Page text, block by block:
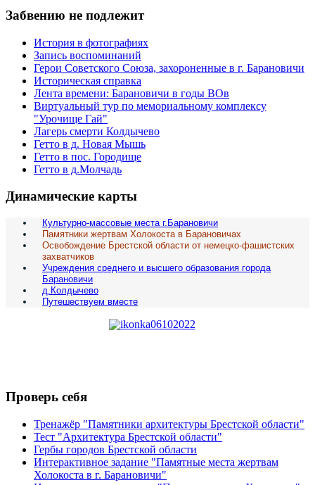
Забвению не подлежит
История в фотографиях
Запись воспоминаний
Герои Советского Союза, захороненные в г. Барановичи
Историческая справка
Лента времени: Барановичи в годы ВОв
Виртуальный тур по мемориальному комплексу
"Урочище Гай"
Лагерь смерти Колдычево
Гетто в д. Новая Мышь
Гетто в пос. Городище
Гетто в д.Молчадь
Динамические карты
Культурно-массовые места г.Барановичи
Памятники жертвам Холокоста в Барановичах
Освобождение Брестской области от немецко-фашистских
захватчиков
Учреждения среднего и высшего образования города
Барановичи
д.Колдычево
Путешествуем вместе
Проверь себя
Тренажёр "Памятники архитектуры Брестской области"
Тест "Архитектура Брестской области"
Гербы городов Брестской области
Интерактивное задание "Памятные места жертвам
Холокоста в г. Барановичи"